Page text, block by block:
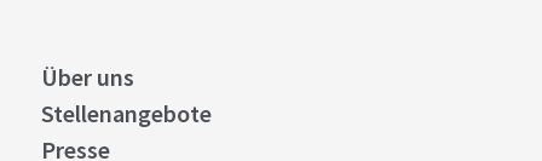
Über uns
Stellenangebote
Presse